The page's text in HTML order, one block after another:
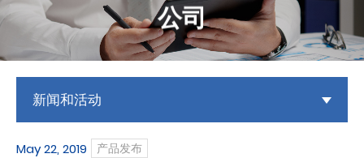
公司
新闻和活动
May 22, 2019 产品发布